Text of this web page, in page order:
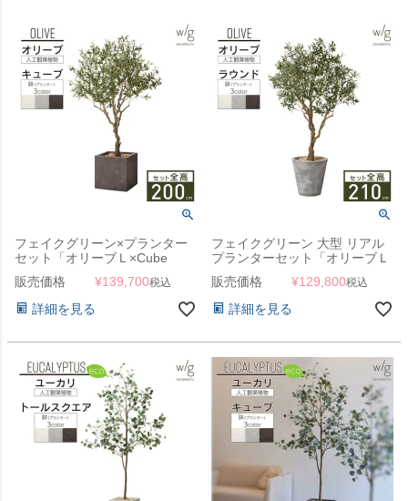
フェイクグリーン×プランター
セット「オリーブＬ×Cube
w/g」[高さ200cm・人工樹木・
人工観葉植物]
販売価格 ¥139,700税込
詳細を見る
フェイクグリーン 大型 リアル
プランターセット「オリーブＬ
×Round w/g」[高さ210cm・人
工樹木・人工観葉植物]
販売価格 ¥129,800税込
詳細を見る